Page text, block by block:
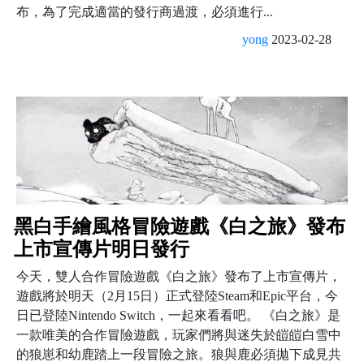
布，為了完成適當的發行商過渡，必須進行...
yong 2023-02-28
黑白手繪風格冒險遊戲《白之旅》發布
上市宣傳片明日發行
今天，雙人合作冒險遊戲《白之旅》發布了上市宣傳片，
遊戲將於明天（2月15日）正式登陸Steam和Epic平台，今
日已登陸Nintendo Switch，一起來看看吧。 《白之旅》是
一款唯美的合作冒險遊戲，玩家們將與迷失於皚皚白雪中
的狼崽和幼鹿踏上一段冒險之旅。狼與鹿必須拋下成見共